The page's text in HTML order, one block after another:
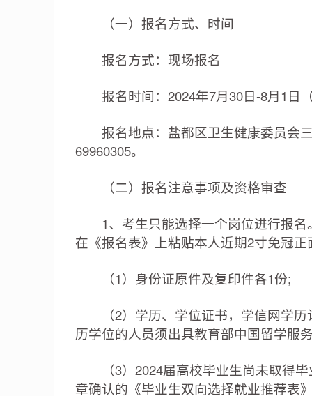
（一）报名方式、时间
报名方式：现场报名
报名时间：2024年7月30日-8月1日（
报名地点：盐都区卫生健康委员会三
69960305。
（二）报名注意事项及资格审查
1、考生只能选择一个岗位进行报名
在《报名表》上粘贴本人近期2寸免冠
（1）身份证原件及复印件各1份;
（2）学历、学位证书，学信网学历
历学位的人员须出具教育部中国留学服
（3）2024届高校毕业生尚未取得毕
章确认的《毕业生双向选择就业推荐表